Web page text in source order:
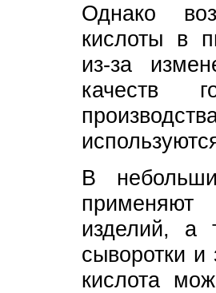
Однако
кислоты в
из-за
качеств
В
изделий, а
сыворотки
кислота